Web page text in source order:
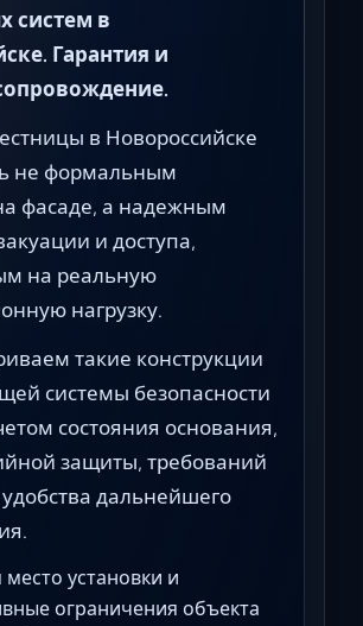
систем в
Гарантия и
в Новороссийске
не формальным
фасаде, а надежным
и доступа,
на реальную
нагрузку.
такие конструкции
системы безопасности
состояния основания,
защиты, требований
дальнейшего
установки и
ограничения объекта